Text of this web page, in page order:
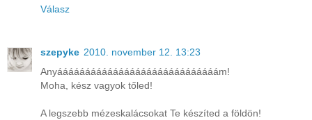
Válasz
szepyke 2010. november 12. 13:23
Anyááááááááááááááááááááááááááááám!
Moha, kész vagyok tőled!
A legszebb mézeskalácsokat Te készíted a földön!